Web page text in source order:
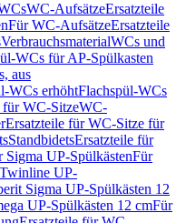
WC-AufsätzeErsatzteile
Für WC-AufsätzeErsatzteile
VerbrauchsmaterialWCs und
WCs für AP-Spülkasten
aus
WCs erhöhtFlachspül-WCs
für WC-SitzeWC-
Ersatzteile für WC-Sitze für
StandbidetsErsatzteile für
Sigma UP-SpülkästenFür
UP-
Sigma UP-Spülkästen 12
UP-Spülkästen 12 cmFür